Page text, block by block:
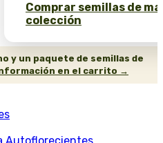
Comprar semillas de
colección
y un paquete de semillas de
en el carrito →
Autoflorecientes